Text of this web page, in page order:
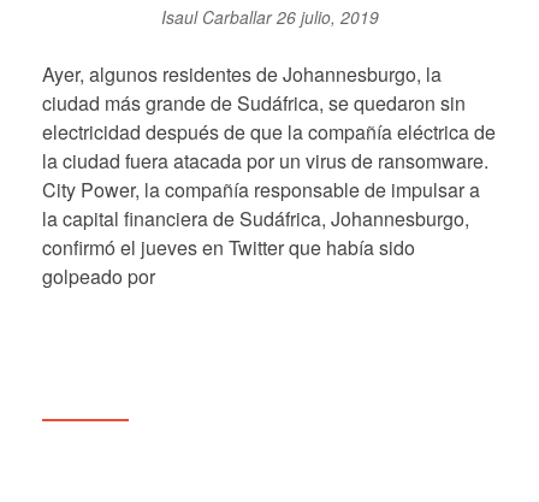
Isaul Carballar26 julio, 2019
Ayer, algunos residentes de Johannesburgo, la
ciudad más grande de Sudáfrica, se quedaron sin
electricidad después de que la compañía eléctrica de
la ciudad fuera atacada por un virus de ransomware.
City Power, la compañía responsable de impulsar a
la capital financiera de Sudáfrica, Johannesburgo,
confirmó el jueves en Twitter que había sido
golpeado por